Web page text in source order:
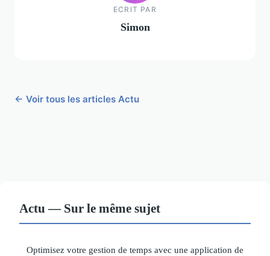
ECRIT PAR
Simon
← Voir tous les articles Actu
Actu — Sur le même sujet
Optimisez votre gestion de temps avec une application de